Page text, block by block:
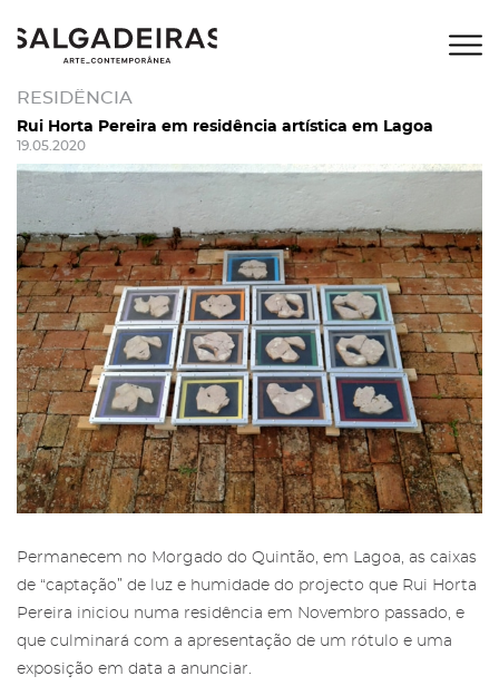
RESIDÊNCIA
Rui Horta Pereira em residência artística em Lagoa
19.05.2020
Permanecem no Morgado do Quintão, em Lagoa, as caixas
de “captação” de luz e humidade do projecto que Rui Horta
Pereira iniciou numa residência em Novembro passado, e
que culminará com a apresentação de um rótulo e uma
exposição em data a anunciar.
Área reservada para Amigos das
Salgadeiras
Mais informação sobre os Amigos das
Salgadeiras, aqui .
Subscreva a newsletter da Galeria
das Salgadeiras.
Preencha os dados e prima 'Subscrever'